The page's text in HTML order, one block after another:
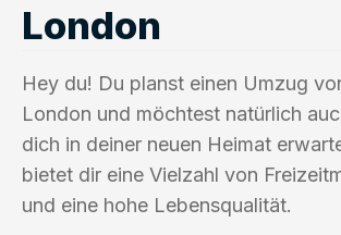
London
Hey du! Du planst einen Umzug
London und möchtest natürlich
dich in deiner neuen Heimat
bietet dir eine Vielzahl von
und eine hohe Lebensqualität.